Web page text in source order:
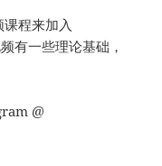
程来加入
有一些理论基础，
@